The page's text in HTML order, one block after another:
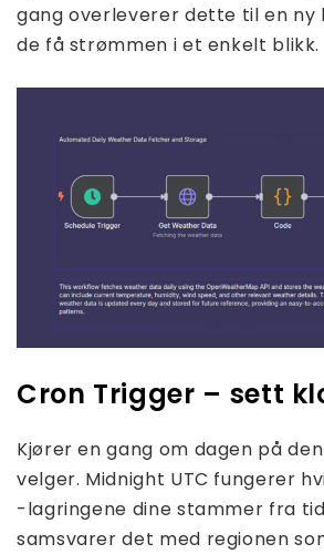
gang overleverer dette til en ny
de få strømmen i et enkelt blikk.
Cron Trigger – sett
Kjører en gang om dagen på
velger. Midnight UTC fungerer
-lagringene dine stammer fra
samsvarer det med regionen